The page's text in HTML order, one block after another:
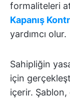
formaliteleri
Kapanış
yardımcı olur.
Sahipliğin
için
içerir. Şablon,